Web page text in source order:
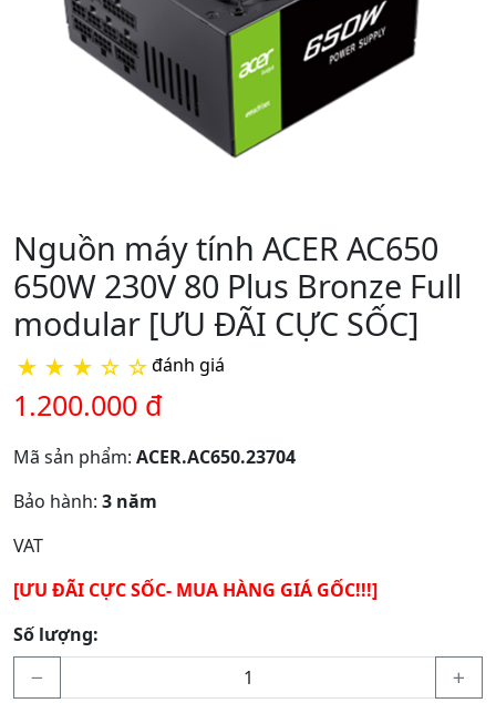
Nguồn máy tính ACER AC650
650W 230V 80 Plus Bronze Full
modular [ƯU ĐÃI CỰC SỐC]
★ ★ ★ ☆ ☆đánh giá
1.200.000 đ
Mã sản phẩm: ACER.AC650.23704
Bảo hành: 3 năm
VAT
[ƯU ĐÃI CỰC SỐC- MUA HÀNG GIÁ GỐC!!!]
Số lượng: